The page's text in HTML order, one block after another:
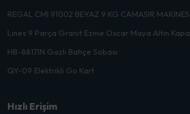
REGAL CMI 91002 BEYAZ 9 KG CAMASIR MAKINESI
Lines 9 Parça Granit Ezme Oscar Maya Altın
HB-8817IN Gazlı Bahçe Sobası
QY-09 Elektrikli Go Kart
Hızlı Erişim